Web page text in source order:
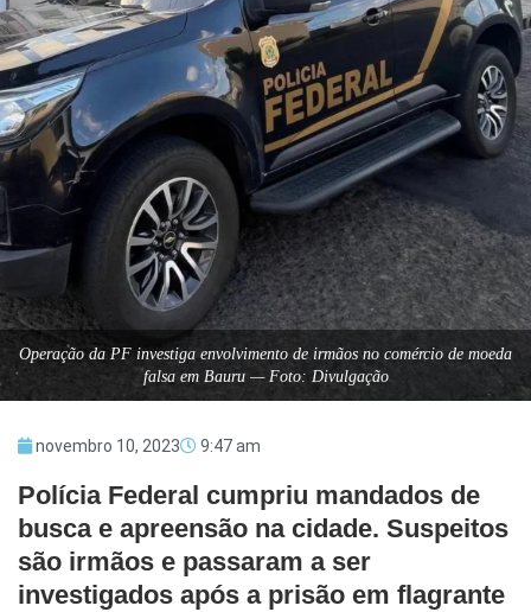
Operação da PF investiga envolvimento de irmãos no comércio de moeda
falsa em Bauru — Foto: Divulgação
novembro 10, 2023 9:47 am
Polícia Federal cumpriu mandados de
busca e apreensão na cidade. Suspeitos
são irmãos e passaram a ser
investigados após a prisão em flagrante